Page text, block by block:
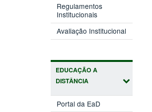
Regulamentos
Institucionais
Avaliação Institucional
EDUCAÇÃO A
DISTÂNCIA
Portal da EaD